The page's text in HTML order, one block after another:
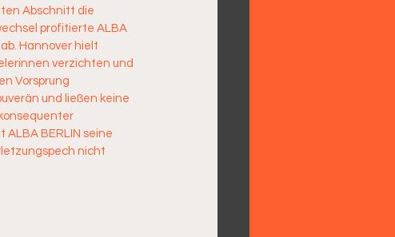
Abschnitt die
profitierte ALBA
Hannover hielt
verzichten und
Vorsprung
und ließen keine
BERLIN seine
nicht